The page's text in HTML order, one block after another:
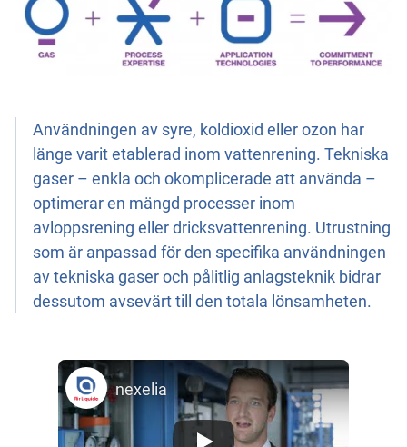
nexelia
Användningen av syre, koldioxid eller ozon har
länge varit etablerad inom vattenrening. Tekniska
gaser – enkla och okomplicerade att använda –
optimerar en mängd processer inom
avloppsrening eller dricksvattenrening. Utrustning
som är anpassad för den specifika användningen
av tekniska gaser och pålitlig anlagsteknik bidrar
dessutom avsevärt till den totala lönsamheten.